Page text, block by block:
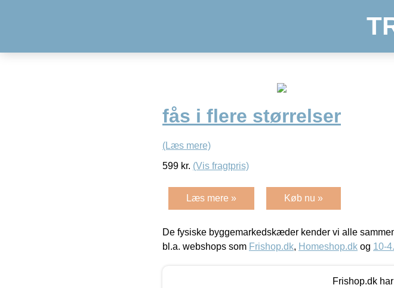
fås i flere størrelser
(Læs mere)
599 kr. (Vis fragtpris)
Læs mere » Køb nu »
De fysiske byggemarkedskæder kender vi alle
bl.a. webshops som Frishop.dk, Homeshop.dk og 10-
Frishop.dk